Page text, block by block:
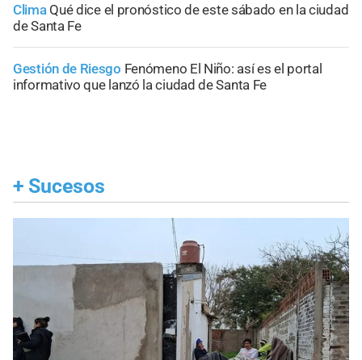
Clima Qué dice el pronóstico de este sábado en la ciudad
de Santa Fe
Gestión de Riesgo Fenómeno El Niño: así es el portal
informativo que lanzó la ciudad de Santa Fe
+ Sucesos